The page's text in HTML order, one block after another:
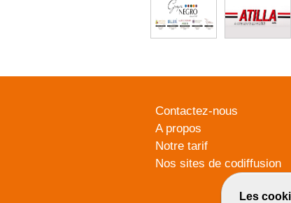
Les
Contactez-nous
A propos
Notre tarif
Nos sites de codiffusion